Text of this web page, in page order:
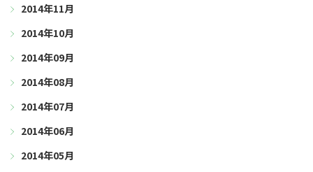
2014年11月
2014年10月
2014年09月
2014年08月
2014年07月
2014年06月
2014年05月